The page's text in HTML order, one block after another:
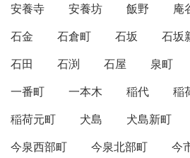
安養寺
安養坊 飯野 庵
石金
石倉町 石坂 石坂
石田
石渕 石屋 泉町
一番町
一本木 稲代 稲
稲荷元町
犬島 犬島新町
今泉西部町
今泉北部町 今